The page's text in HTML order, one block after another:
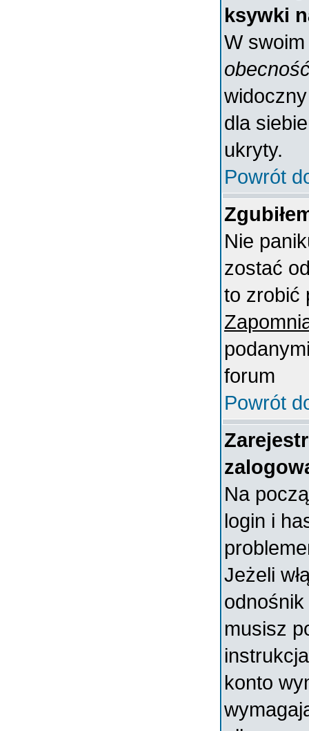
ksywki
W
dla
ukryty.
Powrót
Nie
zostać
to zrobić
forum
Powrót
Na
login i
Jeżeli
odnośnik
musisz
konto